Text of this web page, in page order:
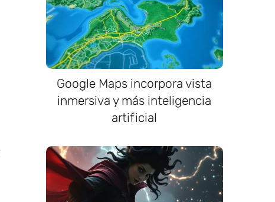
Google Maps incorpora vista
inmersiva y más inteligencia
artificial